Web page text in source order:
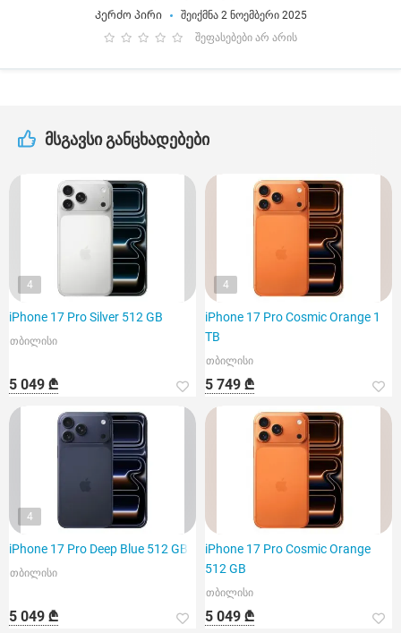
Კერძო პირი
შეიქმნა 2 ნოემბერი 2025
შეფასებები არ არის
მსგავსი განცხადებები
4
iPhone 17 Pro Silver 512 GB
თბილისი
5 049 ₾
4
iPhone 17 Pro Cosmic Orange 1
TB
თბილისი
5 749 ₾
4
iPhone 17 Pro Deep Blue 512 GB
თბილისი
5 049 ₾
iPhone 17 Pro Cosmic Orange
512 GB
თბილისი
5 049 ₾